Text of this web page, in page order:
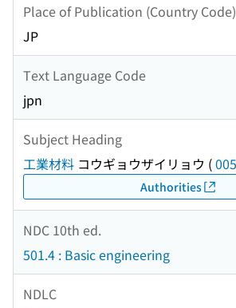
Place of Publication (Country Code)
JP
Text Language Code
jpn
Subject Heading
工業材料 コウギョウザイリョウ (
Authorities
NDC 10th ed.
501.4 : Basic engineering
NDLC